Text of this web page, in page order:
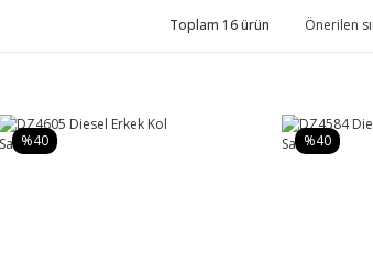
Toplam 16 ürün
%40 %40